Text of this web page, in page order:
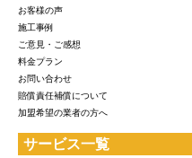
お客様の声
施工事例
ご意見・ご感想
料金プラン
お問い合わせ
賠償責任補償について
加盟希望の業者の方へ
サービス一覧